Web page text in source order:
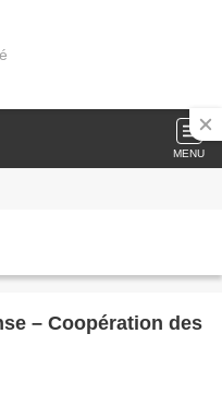
MENU
– Coopération des